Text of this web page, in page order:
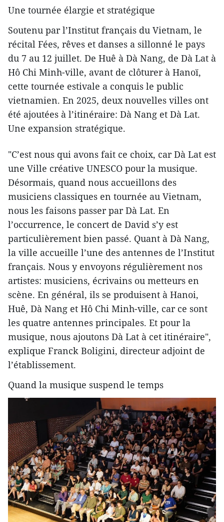
Une tournée élargie et stratégique
Soutenu par l’Institut français du Vietnam, le
récital Fées, rêves et danses a sillonné le pays
du 7 au 12 juillet. De Huê à Dà Nang, de Dà Lat à
Hô Chi Minh-ville, avant de clôturer à Hanoï,
cette tournée estivale a conquis le public
vietnamien. En 2025, deux nouvelles villes ont
été ajoutées à l’itinéraire: Dà Nang et Dà Lat.
Une expansion stratégique.
"C’est nous qui avons fait ce choix, car Dà Lat est
une Ville créative UNESCO pour la musique.
Désormais, quand nous accueillons des
musiciens classiques en tournée au Vietnam,
nous les faisons passer par Dà Lat. En
l’occurrence, le concert de David s’y est
particulièrement bien passé. Quant à Dà Nang,
la ville accueille l’une des antennes de l’Institut
français. Nous y envoyons régulièrement nos
artistes: musiciens, écrivains ou metteurs en
scène. En général, ils se produisent à Hanoi,
Huê, Dà Nang et Hô Chi Minh-ville, car ce sont
les quatre antennes principales. Et pour la
musique, nous ajoutons Dà Lat à cet itinéraire",
explique Franck Boligini, directeur adjoint de
l’établissement.
Quand la musique suspend le temps